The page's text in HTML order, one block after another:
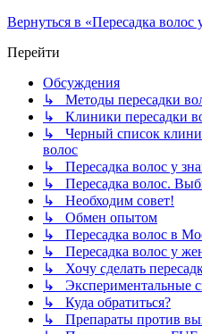
Вернуться в «Пересадка
Перейти
Обсуждения
↳ Методы пересадки
↳ Клиники пересадки
↳ Черный список
волос
↳ Пересадка волос у
↳ Пересадка волос.
↳ Необходим совет!
↳ Обмен опытом
↳ Пересадка волос в
↳ Пересадка волос у
↳ Хочу сделать
↳ Экспериментальные
↳ Куда обратиться?
↳ Препараты против